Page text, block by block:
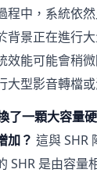
程中，系統依
背景正在進行
效能可能會稍
大型影音轉檔
了一顆大容量
加？ 這與 SHR
SHR 是由容量